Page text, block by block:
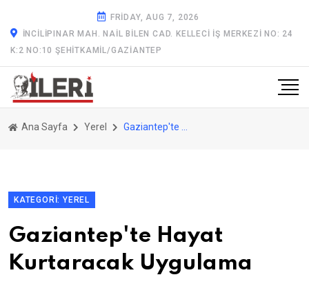
FRIDAY, AUG 7, 2026
İNCILIPINAR MAH. NAIL BILEN CAD. KELLECI İŞ MERKEZI NO: 24
K:2 NO:10 ŞEHITKAMIL/GAZİANTEP
Ana Sayfa Yerel
KATEGORI: YEREL
Gaziantep'te Hayat
Kurtaracak Uygulama